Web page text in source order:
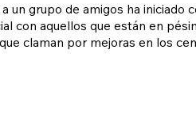
un grupo de amigos ha
con aquellos que están en
claman por mejoras en los